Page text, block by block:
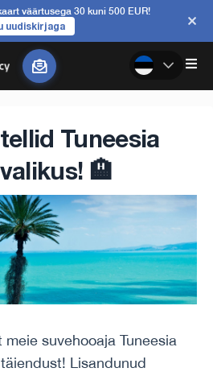
väärtusega 30 kuni 500 EUR!
uudiskirjaga
Tuneesia
🏨
suvehooaja Tuneesia
Lisandunud